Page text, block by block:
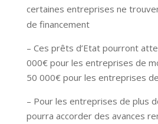
certaines entreprises ne
de financement
– Ces prêts d’Etat pourront
000€ pour les entreprises de
50 000€ pour les entreprises
– Pour les entreprises de plus
pourra accorder des avances